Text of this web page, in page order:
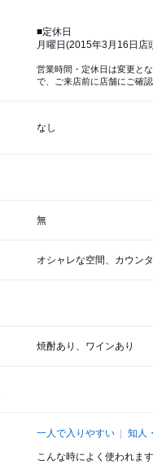
■定休日
月曜日(2015年3月16日店
営業時間・定休日は変更と
で、ご来店前に店舗にご確認
なし
無
オシャレな空間、カウン
焼酎あり、ワインあり
一人で入りやすい 知人
こんな時によく使われます